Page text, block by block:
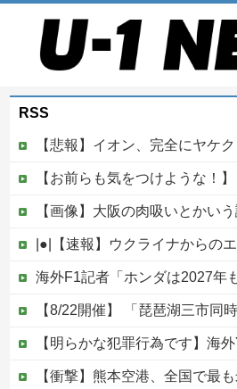
RSS
【悲報】イオン、完全にヤケ
【お前らも気をつけような！】 ガールズバンドのボーカルさん、客席ダイブした
【画像】大阪の肉吸いとかい
|●|【速報】ウクライナからのエネルギー施設攻撃で窮地のロシアを韓国が助けてい
海外F1記者「ホンダは2027年もしくは2028年のはじめに
【8/22開催】 「琵琶湖三市同時花火大会」、各市公式「そんな花火大会は存在し
【明らかな犯罪行為です】海外YouTuberが日本
【衝撃】熊本空港、全国で最も米軍